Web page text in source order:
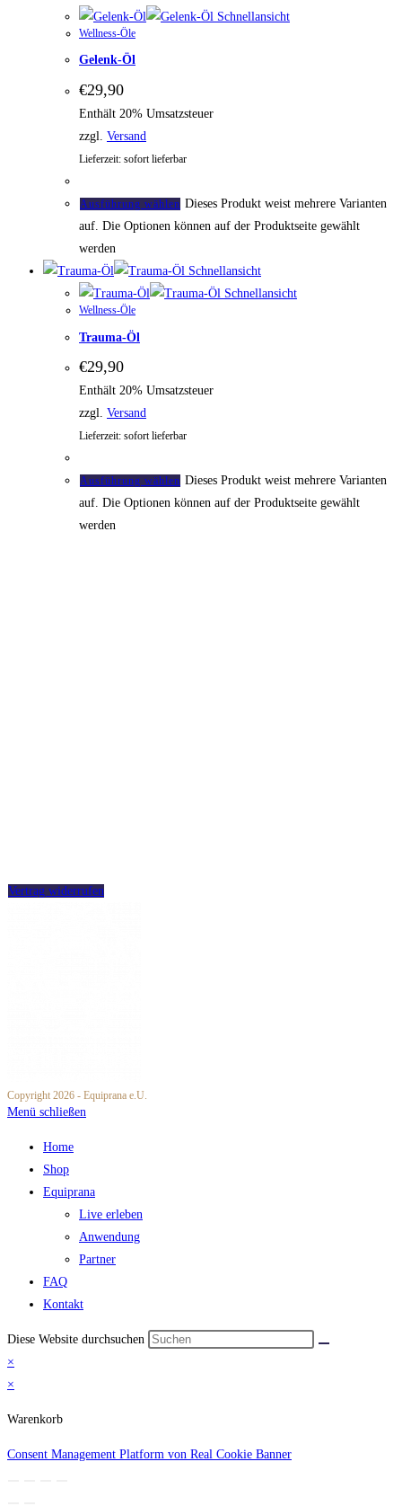
Schnellansicht
Wellness-Öle
Gelenk-Öl
€29,90
Enthält 20% Umsatzsteuer
zzgl. Versand
Lieferzeit: sofort lieferbar
Ausführung wählen Dieses Produkt weist mehrere Varianten
auf. Die Optionen können auf der Produktseite gewählt
werden
Schnellansicht
Schnellansicht
Wellness-Öle
Trauma-Öl
€29,90
Enthält 20% Umsatzsteuer
zzgl. Versand
Lieferzeit: sofort lieferbar
Ausführung wählen Dieses Produkt weist mehrere Varianten
auf. Die Optionen können auf der Produktseite gewählt
werden
Vertrag widerrufen
Copyright 2026 - Equiprana e.U.
Menü schließen
Home
Shop
Equiprana
Live erleben
Anwendung
Partner
FAQ
Kontakt
Diese Website durchsuchen
×
×
Warenkorb
Consent Management Platform von Real Cookie Banner